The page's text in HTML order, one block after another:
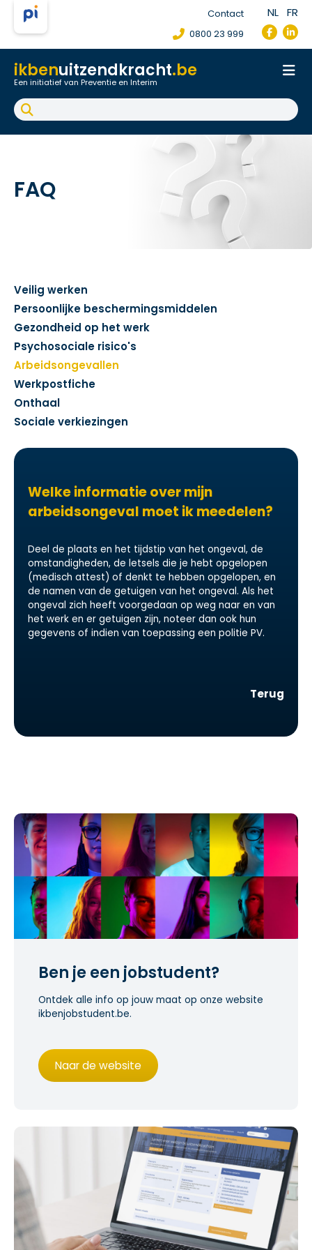
Contact
0800 23 999
NL FR
ikbenuitzendkracht.be
Een initiatief van Preventie en Interim
Onthaal
Werkpostfiche
Arbeidsongeval
FAQ
Veilig werken
Persoonlijke beschermingsmiddelen
Gezondheid op het werk
Psychosociale risico's
Arbeidsongevallen
Werkpostfiche
Onthaal
Sociale verkiezingen
Welke informatie over mijn
arbeidsongeval moet ik meedelen?
Deel de plaats en het tijdstip van het ongeval, de
omstandigheden, de letsels die je hebt opgelopen
(medisch attest) of denkt te hebben opgelopen, en
de namen van de getuigen van het ongeval. Als het
ongeval zich heeft voorgedaan op weg naar en van
het werk en er getuigen zijn, noteer dan ook hun
gegevens of indien van toepassing een politie PV.
Terug
Ben je een jobstudent?
Ontdek alle info op jouw maat op onze website
ikbenjobstudent.be.
Naar de website